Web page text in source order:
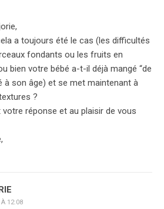
a toujours été le cas (les difficultés
fondants ou les fruits en
bien votre bébé a-t-il déjà mangé “de
à son âge) et se met maintenant à
?
votre réponse et au plaisir de vous
12:08